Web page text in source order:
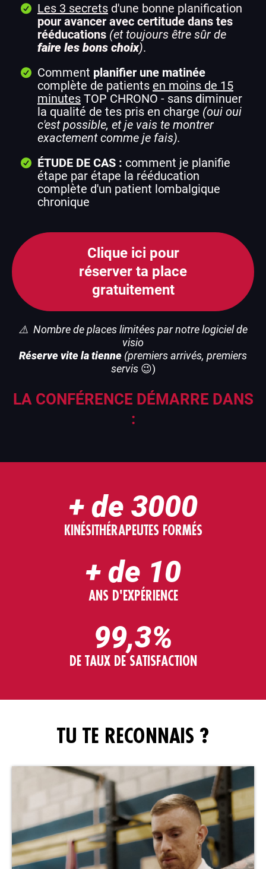
Les 3 secrets d'une bonne planification
pour avancer avec certitude dans tes
rééducations (et toujours être sûr de
faire les bons choix).
Comment planifier une matinée
complète de patients en moins de 15
minutes TOP CHRONO - sans diminuer
la qualité de tes pris en charge (oui oui
c'est possible, et je vais te montrer
exactement comme je fais).
ÉTUDE DE CAS : comment je planifie
étape par étape la rééducation
complète d'un patient lombalgique
chronique
Clique ici pour
réserver ta place
gratuitement
⚠️ Nombre de places limitées par notre logiciel de
visio
Réserve vite la tienne (premiers arrivés, premiers
servis 😉)
LA CONFÉRENCE DÉMARRE DANS
:
+ de 3000
KINÉSITHÉRAPEUTES FORMÉS
+ de 10
ANS D'EXPÉRIENCE
99,3%
DE TAUX DE SATISFACTION
TU TE RECONNAIS ?